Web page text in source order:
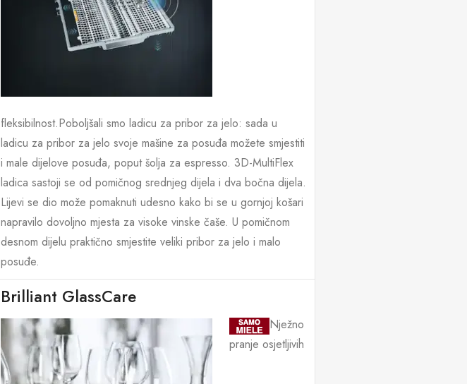
fleksibilnost.Poboljšali smo ladicu za pribor za jelo: sada u
ladicu za pribor za jelo svoje mašine za posuđa možete smjestiti
i male dijelove posuđa, poput šolja za espresso. 3D-MultiFlex
ladica sastoji se od pomičnog srednjeg dijela i dva bočna dijela.
Lijevi se dio može pomaknuti udesno kako bi se u gornjoj košari
napravilo dovoljno mjesta za visoke vinske čaše. U pomičnom
desnom dijelu praktično smjestite veliki pribor za jelo i malo
posuđe.
Brilliant GlassCare
Nježno
pranje osjetljivih